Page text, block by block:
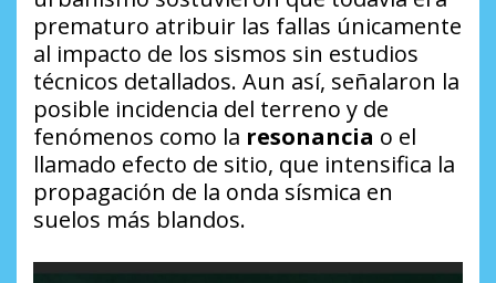
prematuro atribuir las fallas únicamente
al impacto de los sismos sin estudios
técnicos detallados. Aun así, señalaron la
posible incidencia del terreno y de
fenómenos como la resonancia o el
llamado efecto de sitio, que intensifica la
propagación de la onda sísmica en
suelos más blandos.